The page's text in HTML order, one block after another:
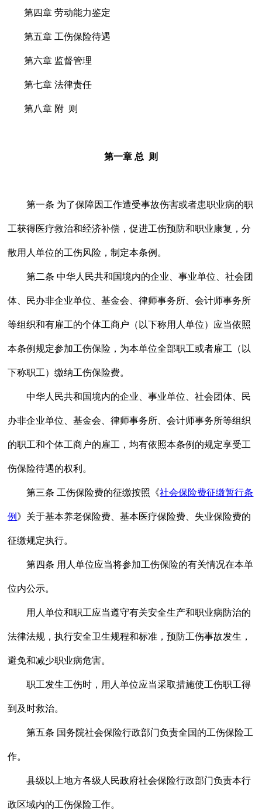
第四章 劳动能力鉴定
第五章 工伤保险待遇
第六章 监督管理
第七章 法律责任
第八章 附 则
第一章 总 则
第一条 为了保障因工作遭受事故伤害或者患职业病的职
工获得医疗救治和经济补偿，促进工伤预防和职业康复，分
散用人单位的工伤风险，制定本条例。
第二条 中华人民共和国境内的企业、事业单位、社会团
体、民办非企业单位、基金会、律师事务所、会计师事务所
等组织和有雇工的个体工商户（以下称用人单位）应当依照
本条例规定参加工伤保险，为本单位全部职工或者雇工（以
下称职工）缴纳工伤保险费。
中华人民共和国境内的企业、事业单位、社会团体、民
办非企业单位、基金会、律师事务所、会计师事务所等组织
的职工和个体工商户的雇工，均有依照本条例的规定享受工
伤保险待遇的权利。
第三条 工伤保险费的征缴按照《社会保险费征缴暂行条
例 》关于基本养老保险费、基本医疗保险费、失业保险费的
征缴规定执行。
第四条 用人单位应当将参加工伤保险的有关情况在本单
位内公示。
用人单位和职工应当遵守有关安全生产和职业病防治的
法律法规，执行安全卫生规程和标准，预防工伤事故发生，
避免和减少职业病危害。
职工发生工伤时，用人单位应当采取措施使工伤职工得
到及时救治。
第五条 国务院社会保险行政部门负责全国的工伤保险工
作。
县级以上地方各级人民政府社会保险行政部门负责本行
政区域内的工伤保险工作。